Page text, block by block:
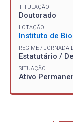
TITULAÇÃO
Doutorado
LOTAÇÃO
Instituto de
REGIME / JORNADA
Estatutário /
SITUAÇÃO
Ativo